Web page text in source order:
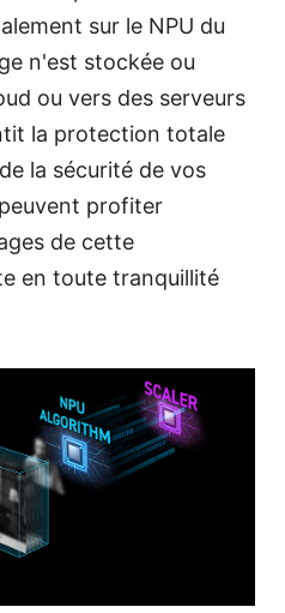
sur le NPU du
n'est stockée ou
ou vers des serveurs
la protection totale
la sécurité de vos
profiter
de cette
en toute tranquillité